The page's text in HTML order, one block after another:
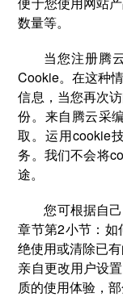
数量等。
当您注册腾
Cookie。在这种
信息，当您再次
份。来自腾云采
取。运用cookie
务。我们不会将
途。
您可根据自
章节第2小节：
绝使用或清除已
亲自更改用户设
质的使用体验，